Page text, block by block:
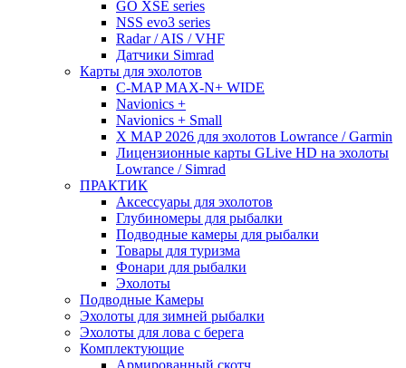
GO XSE series
NSS evo3 series
Radar / AIS / VHF
Датчики Simrad
Карты для эхолотов
C-MAP MAX-N+ WIDE
Navionics +
Navionics + Small
X MAP 2026 для эхолотов Lowrance / Garmin
Лицензионные карты GLive HD на эхолоты
Lowrance / Simrad
ПРАКТИК
Аксессуары для эхолотов
Глубиномеры для рыбалки
Подводные камеры для рыбалки
Товары для туризма
Фонари для рыбалки
Эхолоты
Подводные Камеры
Эхолоты для зимней рыбалки
Эхолоты для лова с берега
Комплектующие
Армированный скотч